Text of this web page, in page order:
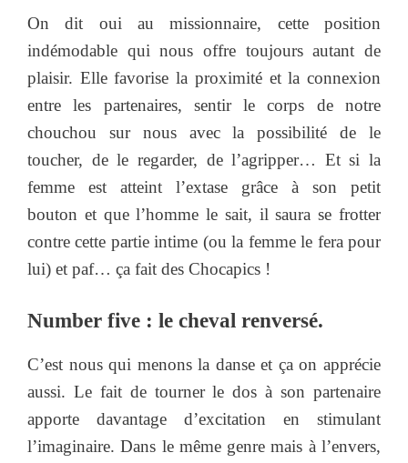
On dit oui au missionnaire, cette position
indémodable qui nous offre toujours autant de
plaisir. Elle favorise la proximité et la connexion
entre les partenaires, sentir le corps de notre
chouchou sur nous avec la possibilité de le
toucher, de le regarder, de l’agripper… Et si la
femme est atteint l’extase grâce à son petit
bouton et que l’homme le sait, il saura se frotter
contre cette partie intime (ou la femme le fera pour
lui) et paf… ça fait des Chocapics !
Number five : le cheval renversé.
C’est nous qui menons la danse et ça on apprécie
aussi. Le fait de tourner le dos à son partenaire
apporte davantage d’excitation en stimulant
l’imaginaire. Dans le même genre mais à l’envers,